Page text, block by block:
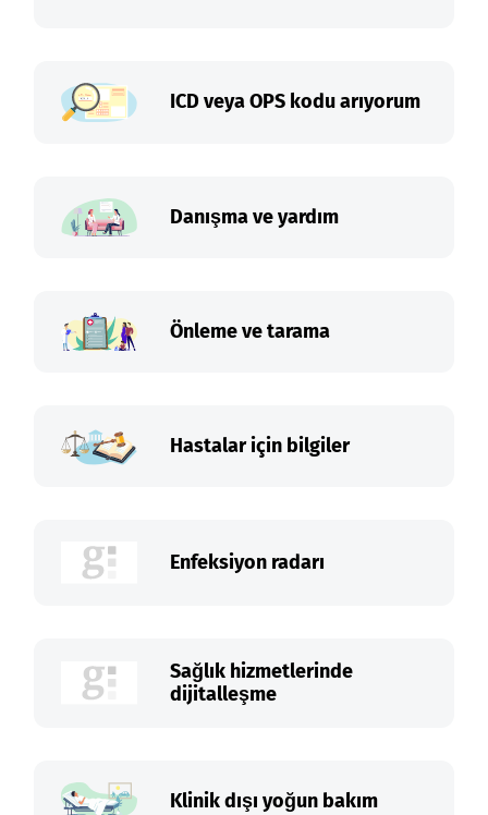
ICD veya OPS kodu arıyorum
Danışma ve yardım
Önleme ve tarama
Hastalar için bilgiler
Enfeksiyon radarı
Sağlık hizmetlerinde
dijitalleşme
Klinik dışı yoğun bakım